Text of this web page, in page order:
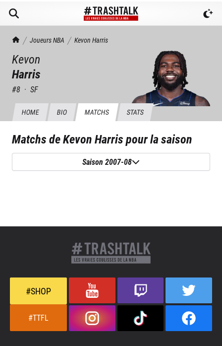
TrashTalk Actu NBA
Joueurs NBA Kevon Harris
Kevon
Harris
#8 · SF
HOME BIO MATCHS STATS
Matchs deKevon Harrispour la saison
Saison 2007-08
#SHOP
#TTFL